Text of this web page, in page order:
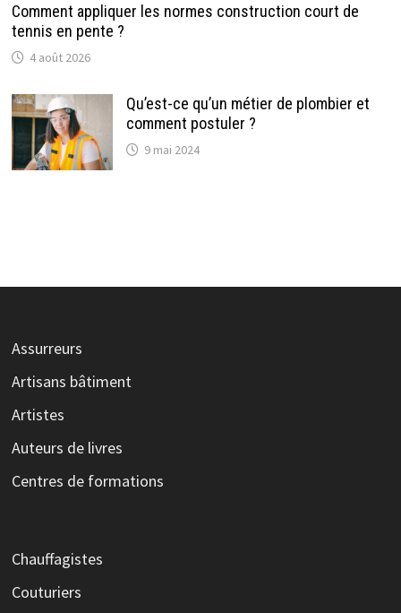
Comment appliquer les normes construction court de
tennis en pente ?
4 août 2026
Qu’est-ce qu’un métier de plombier et
comment postuler ?
9 mai 2024
Assurreurs
Artisans bâtiment
Artistes
Auteurs de livres
Centres de formations
Chauffagistes
Couturiers